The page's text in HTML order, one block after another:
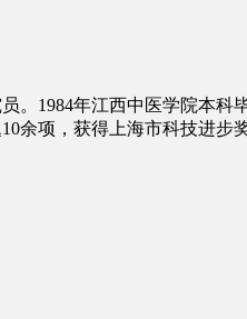
。1984年江西中医学院本
余项，获得上海市科技进步